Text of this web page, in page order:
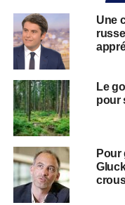
Une
Le
pour
Pour